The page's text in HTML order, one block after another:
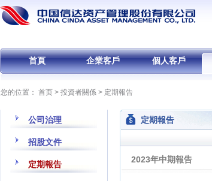
首頁 企業客戶 個人客戶
您的位置： 首页> 投資者關係> 定期報告
公司治理
招股文件
定期報告
定期報告
2023年中期報告